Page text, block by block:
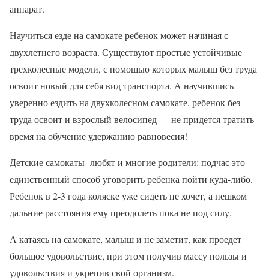
аппарат.
Научиться езде на самокате ребенок может начиная с
двухлетнего возраста. Существуют простые устойчивые
трехколесные модели, с помощью которых малыш без труда
освоит новый для себя вид транспорта. А научившись
уверенно ездить на двухколесном самокате, ребенок без
труда освоит и взрослый велосипед — не придется тратить
время на обучение удержанию равновесия!
Детские самокаты любят и многие родители: подчас это
единственный способ уговорить ребенка пойти куда-либо.
Ребенок в 2-3 года коляске уже сидеть не хочет, а пешком
дальние расстояния ему преодолеть пока не под силу.
А катаясь на самокате, малыш и не заметит, как проедет
большое удовольствие, при этом получив массу пользы и
удовольствия и укрепив свой организм.